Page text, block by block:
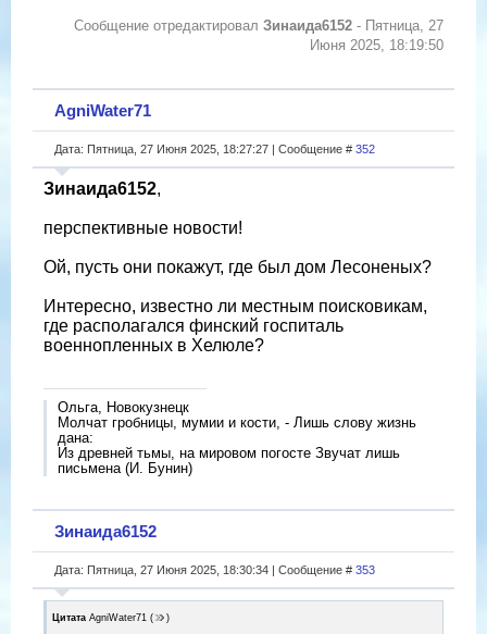
Сообщение отредактировал Зинаида6152 - Пятница, 27
Июня 2025, 18:19:50
AgniWater71
Дата: Пятница, 27 Июня 2025, 18:27:27 | Сообщение # 352
Зинаида6152,
перспективные новости!
Ой, пусть они покажут, где был дом Лесоненых?
Интересно, известно ли местным поисковикам,
где располагался финский госпиталь
военнопленных в Хелюле?
Ольга, Новокузнецк
Молчат гробницы, мумии и кости, - Лишь слову жизнь
дана:
Из древней тьмы, на мировом погосте Звучат лишь
письмена (И. Бунин)
Зинаида6152
Дата: Пятница, 27 Июня 2025, 18:30:34 | Сообщение # 353
Цитата AgniWater71 ( )